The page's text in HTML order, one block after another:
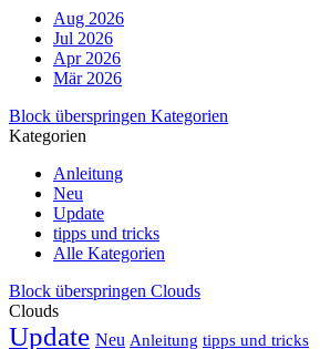
Aug 2026
Jul 2026
Apr 2026
Mär 2026
Block überspringen Kategorien
Kategorien
Anleitung
Neu
Update
tipps und tricks
Alle Kategorien
Block überspringen Clouds
Clouds
Update Neu Anleitung tipps und tricks